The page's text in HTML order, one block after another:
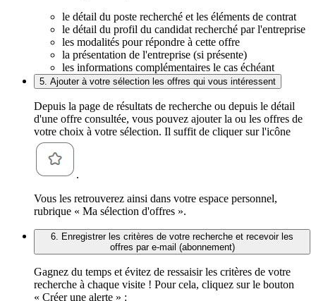
le détail du poste recherché et les éléments de contrat
le détail du profil du candidat recherché par l'entreprise
les modalités pour répondre à cette offre
la présentation de l'entreprise (si présente)
les informations complémentaires le cas échéant
5. Ajouter à votre sélection les offres qui vous intéressent
Depuis la page de résultats de recherche ou depuis le détail
d'une offre consultée, vous pouvez ajouter la ou les offres de
votre choix à votre sélection. Il suffit de cliquer sur l'icône
.
Vous les retrouverez ainsi dans votre espace personnel,
rubrique « Ma sélection d'offres ».
6. Enregistrer les critères de votre recherche et recevoir les
offres par e-mail (abonnement)
Gagnez du temps et évitez de ressaisir les critères de votre
recherche à chaque visite ! Pour cela, cliquez sur le bouton
« Créer une alerte » :